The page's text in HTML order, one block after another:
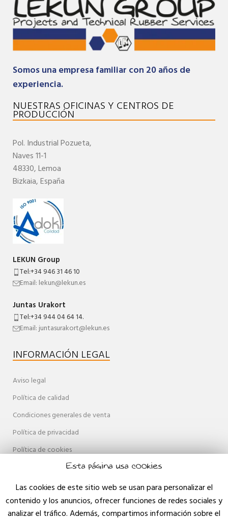
Somos una empresa familiar con 20 años de
experiencia.
NUESTRAS OFICINAS Y CENTROS DE
PRODUCCIÓN
Pol. IndustrialPozueta,
Naves 11-1
48330,Lemoa
Bizkaia,España
LEKUN Group
Tel:+34 946 31 46 10
Email: lekun@lekun.es
Juntas Urakort
Tel:+34 944 04 64 14.
Email: juntasurakort@lekun.es
INFORMACIÓN LEGAL
Aviso legal
Política de calidad
Condiciones generales de venta
Política de privacidad
Política de cookies
Mapa web
Contacto
Esta página usa cookies
Las cookies de este sitio web se usan para personalizar el
contenido y los anuncios, ofrecer funciones de redes sociales y
analizar el tráfico. Además, compartimos información sobre el